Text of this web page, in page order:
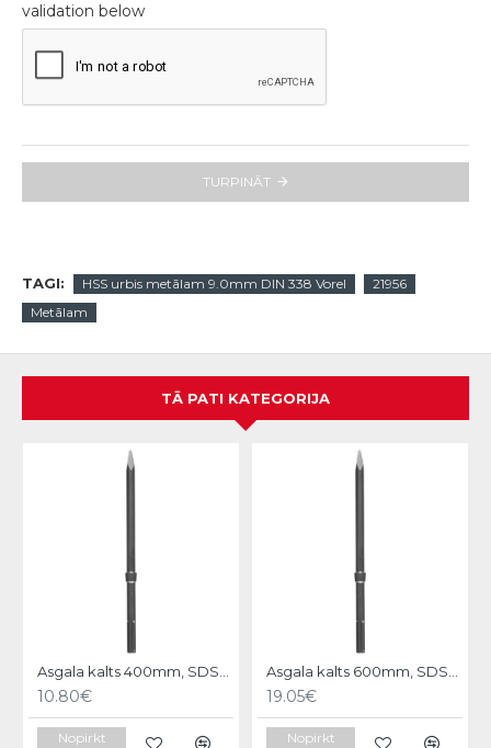
validation below
TURPINĀT
TAGI: HSS urbis metālam 9.0mm DIN 338 Vorel
21956
Metālam
TĀ PATI KATEGORIJA
Asgala kalts 400mm, SDS-MAX KWB
10.80€
Nopirkt
Asgala kalts 600mm, SDS-MAX KWB
19.05€
Nopirkt